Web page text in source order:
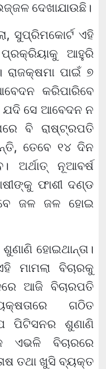
ଦେଖାଯାଉଛି।
ସୁପ୍ରିମକୋର୍ଟ ଏହି
ଆହୁରି
ପାଇଁ ୭
କରିପାରିବେ
ଯଦି ସେ ଆବେଦନ ନ
ବି ରାଷ୍ଟ୍ରପତି
ତେବେ ୧୪ ଦିନ
ଅର୍ଥାତ୍ ନୂଆବର୍ଷ
ଫାଶୀ ଦଣ୍ଡ
ଜଳ ଜଳ ହୋଇ
ହୋଇଥାନ୍ତା।
ମାମଲା ବିଚାରକୁ
ଆଜି ବିଚାରପତି
ଗଠିତ
ପିଟିସନର ଶୁଣାଣି
ଏଭଳି ବିଚାରରେ
ତଥା ଖୁସି ବ୍ୟକ୍ତ